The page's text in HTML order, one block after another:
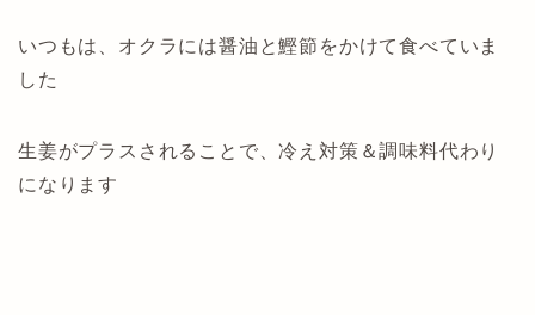
いつもは、オクラには醤油と鰹節をかけて食べていま
した
生姜がプラスされることで、冷え対策＆調味料代わり
になります